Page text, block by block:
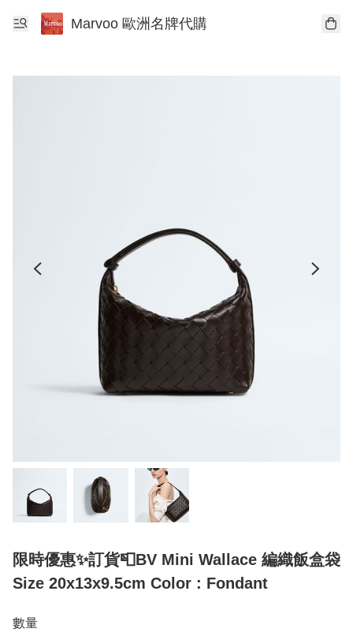
Marvoo 歐洲名牌代購
限時優惠✨訂貨📮BV Mini Wallace 編織飯盒袋
Size 20x13x9.5cm Color : Fondant
數量